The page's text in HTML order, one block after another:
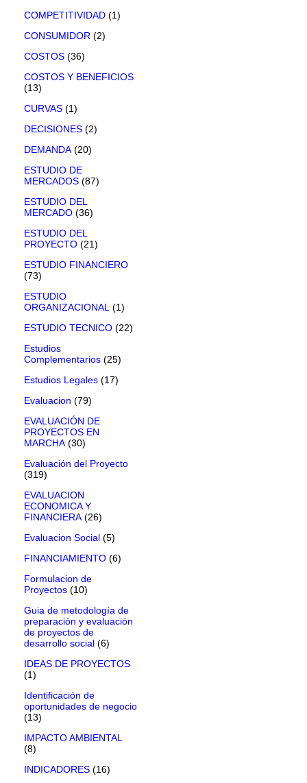
COMPETITIVIDAD (1)
CONSUMIDOR (2)
COSTOS (36)
COSTOS Y BENEFICIOS
(13)
CURVAS (1)
DECISIONES (2)
DEMANDA (20)
ESTUDIO DE
MERCADOS (87)
ESTUDIO DEL
MERCADO (36)
ESTUDIO DEL
PROYECTO (21)
ESTUDIO FINANCIERO
(73)
ESTUDIO
ORGANIZACIONAL (1)
ESTUDIO TECNICO (22)
Estudios
Complementarios (25)
Estudios Legales (17)
Evaluacion (79)
EVALUACIÓN DE
PROYECTOS EN
MARCHA (30)
Evaluación del Proyecto
(319)
EVALUACION
ECONOMICA Y
FINANCIERA (26)
Evaluacion Social (5)
FINANCIAMIENTO (6)
Formulacion de
Proyectos (10)
Guia de metodología de
preparación y evaluación
de proyectos de
desarrollo social (6)
IDEAS DE PROYECTOS
(1)
Identificación de
oportunidades de negocio
(13)
IMPACTO AMBIENTAL
(8)
INDICADORES (16)